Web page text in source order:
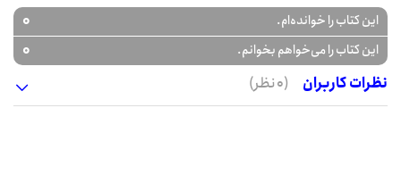
این کتاب را خوانده‌ام. 0
این کتاب را می‌خواهم بخوانم.
0
نظرات کاربران
(0 نظر)